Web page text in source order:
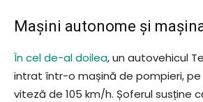
Mașini autonome și
În cel de-al doilea, un autovehicul
intrat într-o mașină de pompieri,
viteză de 105 km/h. Șoferul susține